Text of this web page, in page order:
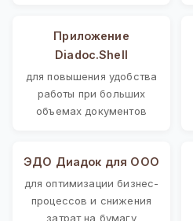
Приложение
Diadoc.Shell
для повышения удобства
работы при больших
объемах документов
ЭДО Диадок для ООО
для оптимизации бизнес-
процессов и снижения
затрат на бумагу